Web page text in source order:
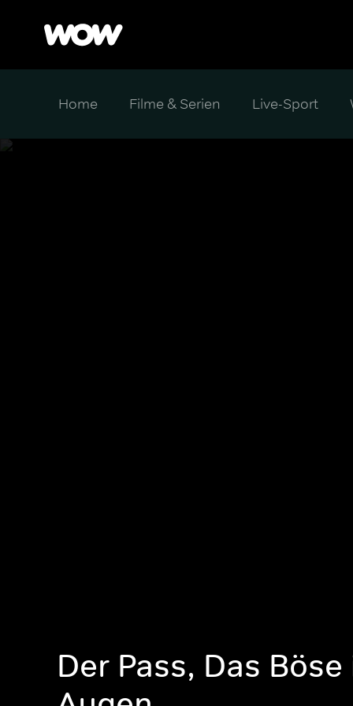
Home Filme & Serien Live-Sport
Der Pass, Das